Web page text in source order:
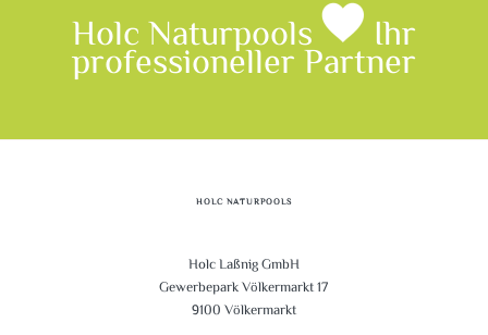
Holc Naturpools
Ihr
professioneller Partner
HOLC NATURPOOLS
Holc Laßnig GmbH
Gewerbepark Völkermarkt 17
9100 Völkermarkt